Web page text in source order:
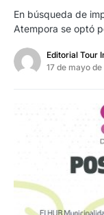
En búsqueda de
Atempora se optó
Editorial Tour
17 de mayo